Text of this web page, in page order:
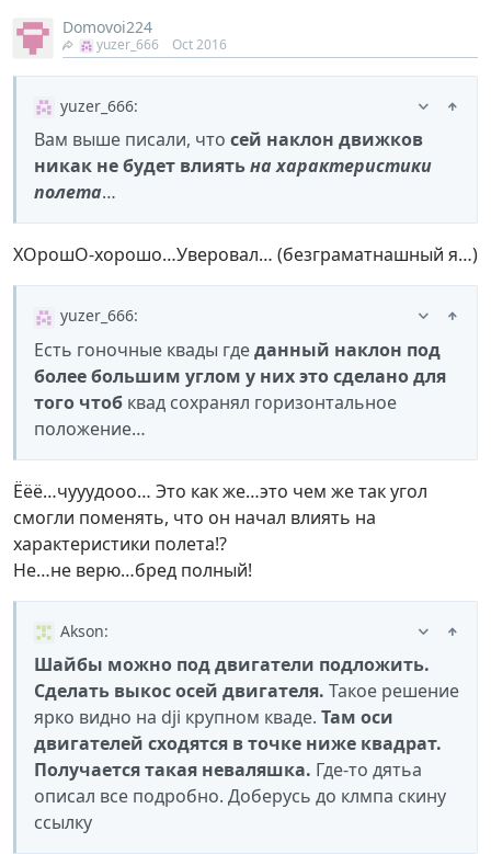
Domovoi224
yuzer_666 Oct 2016
yuzer_666:
Вам выше писали, что сей наклон движков
никак не будет влиятьна характеристики
полета…
ХОрошО-хорошо…Уверовал… (безграматнашный я…)
yuzer_666:
Есть гоночные квады гдеданный наклон под
более большим углом у них это сделано для
того чтоб квад сохранял горизонтальное
положение…
Ёёё…чууудооо… Это как же…это чем же так угол
смогли поменять, что он начал влиять на
характеристики полета!?
Не…не верю…бред полный!
Akson:
Шайбы можно под двигатели подложить.
Сделать выкос осей двигателя. Такое решение
ярко видно на dji крупном кваде. Там оси
двигателей сходятся в точке ниже квадрат.
Получается такая неваляшка. Где-то дятьа
описал все подробно. Доберусь до клмпа скину
ссылку